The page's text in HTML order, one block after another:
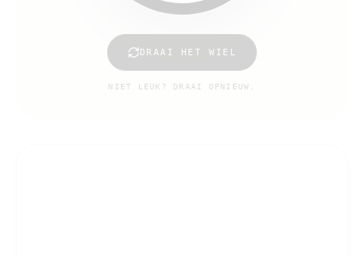
DRAAI HET WIEL
NIET LEUK? DRAAI OPNIEUW.